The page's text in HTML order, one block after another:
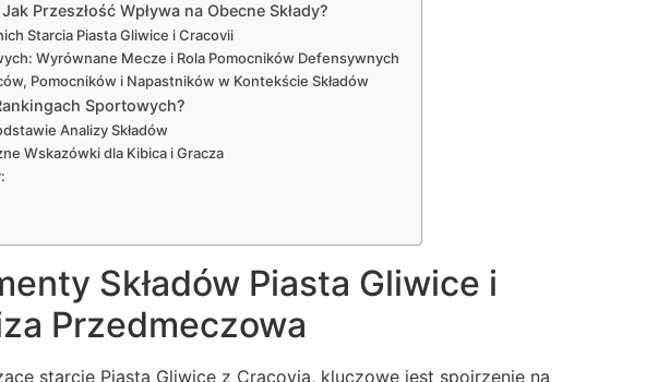
Przeszłość Wpływa na Obecne Składy?
Starcia Piasta Gliwice i Cracovii
Wyrównane Mecze i Rola Pomocników Defensywnych
Pomocników i Napastników w Kontekście Składów
Sportowych?
Analizy Składów
Wskazówki dla Kibica i Gracza
Składów Piasta Gliwice i
Przedmeczowa
starcie Piasta Gliwice z Cracovią, kluczowe jest spojrzenie na